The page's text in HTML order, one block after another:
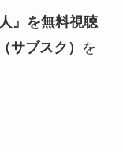
』を無料視聴
サブスク）
を